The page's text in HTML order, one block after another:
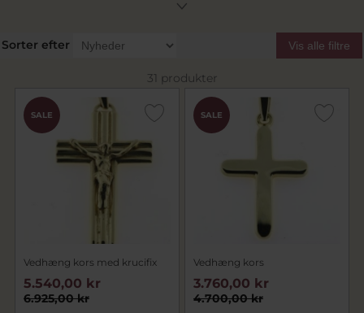
for kvalitet og godt håndværk!
Vi fremstiller også smykker af dit gamle
guld, disse ender på
, her er
kollektionen består af smykker der er
håndlavet og fremstillet på Pind J. Designs
eget værksted af vores dygtige fagudlærte
guldsmede.
Alle smykker bliver fremstillet med passion
for kvalitet og godt håndværk!
Find en kæde som passer til dit vedhæng
HVIDGULDSKÆDER
Sorter efter Vis alle filtre
31 produkter
SALE
Vedhæng kors med krucifix
6.925,00 kr
5.540,00 kr
SALE
Vedhæng kors
4.700,00 kr
3.760,00 kr